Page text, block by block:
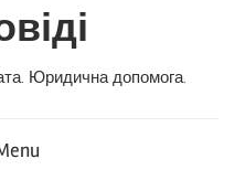
Юридична допомога.